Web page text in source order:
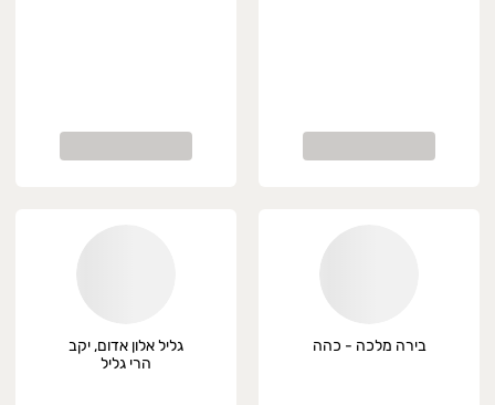
בירה מלכה - כהה
גליל אלון אדום, יקב
הרי גליל